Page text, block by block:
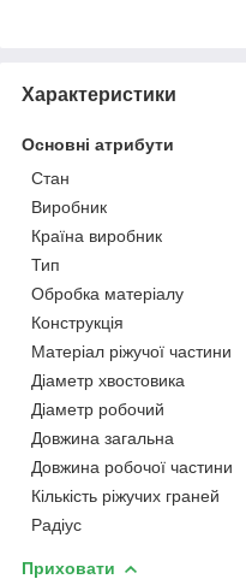
Характеристики
Основні атрибути
Стан
Виробник
Країна виробник
Тип
Обробка матеріалу
Конструкція
Матеріал ріжучої частини
Діаметр хвостовика
Діаметр робочий
Довжина загальна
Довжина робочої частини
Кількість ріжучих граней
Радіус
Приховати